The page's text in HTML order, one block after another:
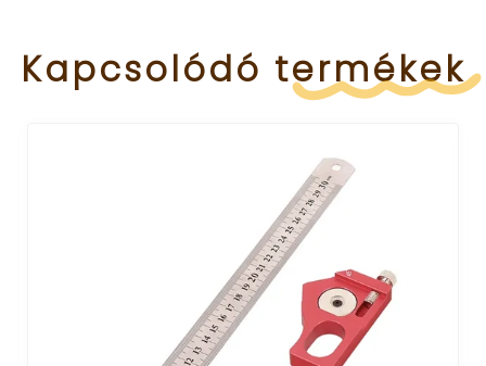
Kapcsolódó termékek